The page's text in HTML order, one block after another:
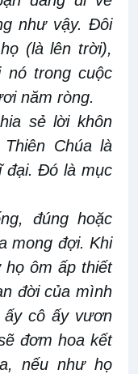
như vậy. Đôi
(là lên trời),
nó trong cuộc
năm ròng.
sẻ lời khôn
Chúa là
đại. Đó là mục
đúng hoặc
mong đợi. Khi
họ ôm ấp thiết
đời của mình
ấy cô ấy vươn
đơm hoa kết
nếu như họ